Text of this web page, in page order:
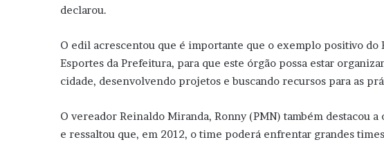
declarou.
O edil acrescentou que é importante que o exemplo positivo do
Esportes da Prefeitura, para que este órgão possa estar
cidade, desenvolvendo projetos e buscando recursos para as
O vereador Reinaldo Miranda, Ronny (PMN) também destacou
e ressaltou que, em 2012, o time poderá enfrentar grandes